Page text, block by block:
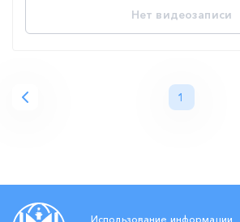
Нет видеозаписи
1
Использование информации